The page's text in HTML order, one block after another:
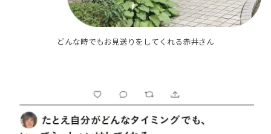
どんな時でもお見送りをしてくれる赤井さん